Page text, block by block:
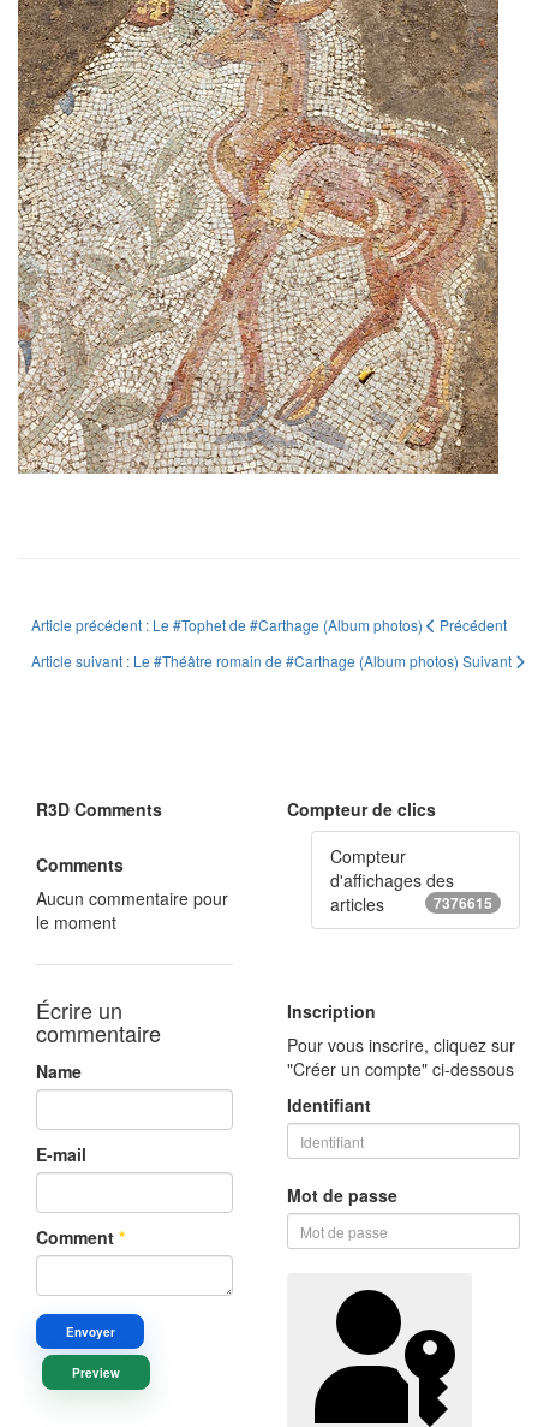
Article précédent : Le #Tophet de #Carthage (Album photos)
Précédent
Article suivant : Le #Théâtre romain de #Carthage (Album photos) Suivant
R3D Comments
Comments
Aucun commentaire pour
le moment
Écrire un
commentaire
Name
E-mail
Comment *
Envoyer
Preview
Compteur de clics
Compteur
d'affichages des
articles
7376615
Inscription
Pour vous inscrire, cliquez sur
"Créer un compte" ci-dessous
Identifiant
Mot de passe